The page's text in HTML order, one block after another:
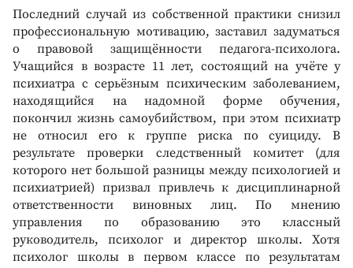
Последний случай из собственной практики снизил
профессиональную мотивацию, заставил задуматься
о правовой защищённости педагога-психолога.
Учащийся в возрасте 11 лет, состоящий на учёте у
психиатра с серьёзным психическим заболеванием,
находящийся на надомной форме обучения,
покончил жизнь самоубийством, при этом психиатр
не относил его к группе риска по суициду. В
результате проверки следственный комитет (для
которого нет большой разницы между психологией и
психиатрией) призвал привлечь к дисциплинарной
ответственности виновных лиц. По мнению
управления по образованию это классный
руководитель, психолог и директор школы. Хотя
психолог школы в первом классе по результатам